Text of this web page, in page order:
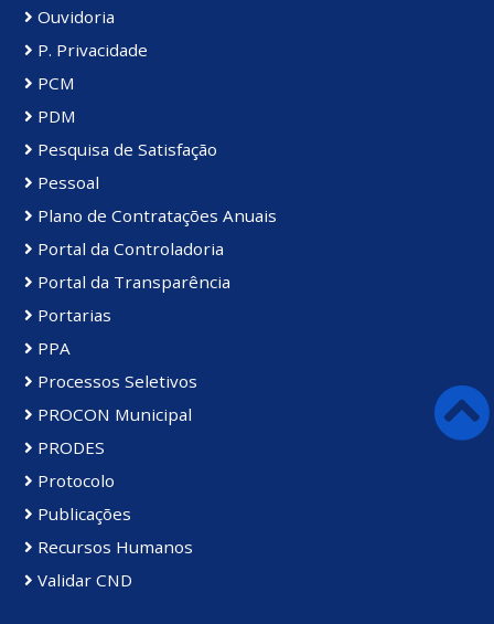
Ouvidoria
P. Privacidade
PCM
PDM
Pesquisa de Satisfação
Pessoal
Plano de Contratações Anuais
Portal da Controladoria
Portal da Transparência
Portarias
PPA
Processos Seletivos
PROCON Municipal
PRODES
Protocolo
Publicações
Recursos Humanos
Validar CND